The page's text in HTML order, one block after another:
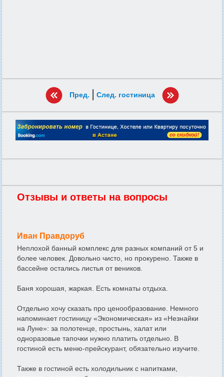
Пред. | След. гостиница
Отзывы и ответы на вопросы
Иван Правдоруб
Неплохой банный комплекс для разных компаний от 5 и
более человек. Довольно чисто, но прокурено. Также в
бассейне остались листья от веников.
Баня хорошая, жаркая. Есть комнаты отдыха.
Отдельно хочу сказать про ценообразование. Немного
напоминает гостиницу «Экономическая» из «Незнайки
на Луне»: за полотенце, простынь, халат или
одноразовые тапочки нужно платить отдельно. В
гостиной есть меню-прейскурант, обязательно изучите.
Также в гостиной есть холодильник с напитками,